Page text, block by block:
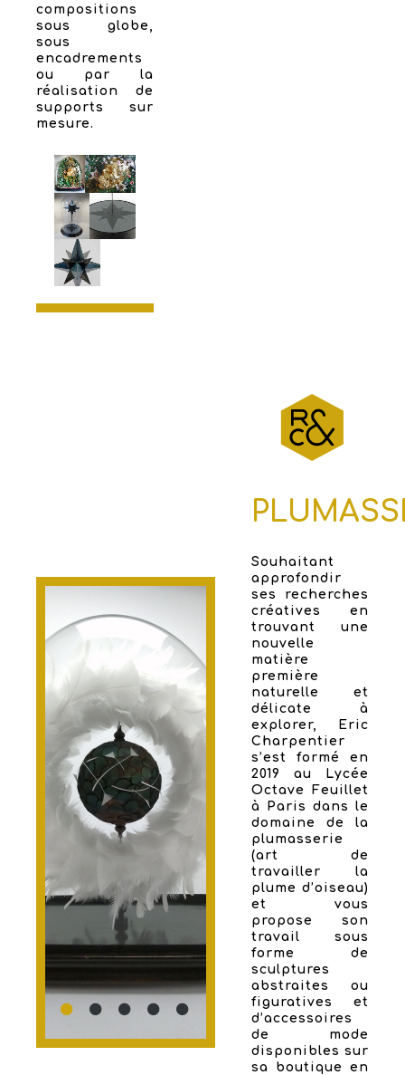
compositions
sous globe,
sous
encadrements
ou par la
réalisation de
supports sur
mesure.
Souhaitant
approfondir
ses recherches
créatives en
trouvant une
nouvelle
matière
première
naturelle et
délicate à
explorer, Eric
Charpentier
s’est formé en
2019 au Lycée
Octave Feuillet
à Paris dans le
domaine de la
plumasserie
(art de
travailler la
plume d’oiseau)
et vous
propose son
travail sous
forme de
sculptures
abstraites ou
figuratives et
d’accessoires
de mode
disponibles sur
sa boutique en